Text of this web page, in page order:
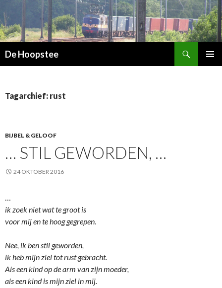
De Hoopstee
Tagarchief: rust
BIJBEL & GELOOF
… STIL GEWORDEN, …
24 OKTOBER 2016
…
ik zoek niet wat te groot is
voor mij en te hoog gegrepen.
Nee, ik ben stil geworden,
ik heb mijn ziel tot rust gebracht.
Als een kind op de arm van zijn moeder,
als een kind is mijn ziel in mij.